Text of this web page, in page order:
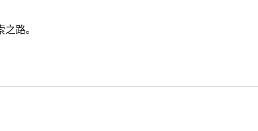
路。